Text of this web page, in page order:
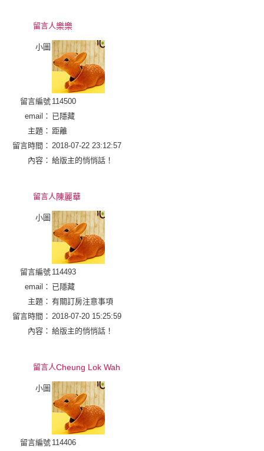
留言人樂樂
小圖
留言編號 114500
email： 已隱藏
主題： 距離
留言時間： 2018-07-22 23:12:57
內容： 給版主的悄悄話！
留言人 陳麗華
小圖
留言編號 114493
email： 已隱藏
主題： 有關訂房注意事項
留言時間： 2018-07-20 15:25:59
內容： 給版主的悄悄話！
留言人Cheung Lok Wah
小圖
留言編號 114406